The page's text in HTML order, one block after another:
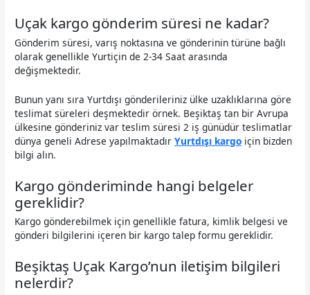
Uçak kargo gönderim süresi ne kadar?
Gönderim süresi, varış noktasına ve gönderinin türüne bağlı
olarak genellikle Yurtiçin de 2-34 Saat arasında
değişmektedir.
Bunun yanı sıra Yurtdışı gönderileriniz ülke uzaklıklarına göre
teslimat süreleri deşmektedir örnek. Beşiktaş tan bir Avrupa
ülkesine gönderiniz var teslim süresi 2 iş günüdür teslimatlar
dünya geneli Adrese yapılmaktadırYurtdışı kargo için bizden
bilgi alın.
Kargo gönderiminde hangi belgeler
gereklidir?
Kargo gönderebilmek için genellikle fatura, kimlik belgesi ve
gönderi bilgilerini içeren bir kargo talep formu gereklidir.
Beşiktaş Uçak Kargo’nun iletişim bilgileri
nelerdir?